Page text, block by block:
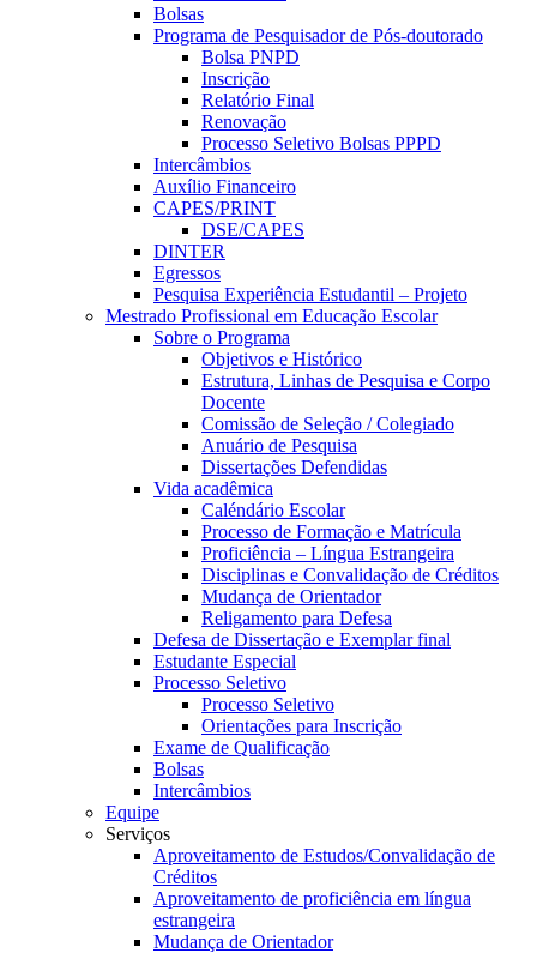
Bolsas
Programa de Pesquisador de Pós-doutorado
Bolsa PNPD
Inscrição
Relatório Final
Renovação
Processo Seletivo Bolsas PPPD
Intercâmbios
Auxílio Financeiro
CAPES/PRINT
DSE/CAPES
DINTER
Egressos
Pesquisa Experiência Estudantil – Projeto
Mestrado Profissional em Educação Escolar
Sobre o Programa
Objetivos e Histórico
Estrutura, Linhas de Pesquisa e Corpo
Docente
Comissão de Seleção / Colegiado
Anuário de Pesquisa
Dissertações Defendidas
Vida acadêmica
Caléndário Escolar
Processo de Formação e Matrícula
Proficiência – Língua Estrangeira
Disciplinas e Convalidação de Créditos
Mudança de Orientador
Religamento para Defesa
Defesa de Dissertação e Exemplar final
Estudante Especial
Processo Seletivo
Processo Seletivo
Orientações para Inscrição
Exame de Qualificação
Bolsas
Intercâmbios
Equipe
Serviços
Aproveitamento de Estudos/Convalidação de
Créditos
Aproveitamento de proficiência em língua
estrangeira
Mudança de Orientador